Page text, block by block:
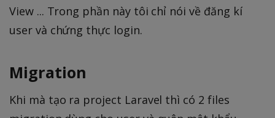
View ... Trong phần này tôi chỉ nói về đăng kí
user và chứng thực login.
Migration
Khi mà tạo ra project Laravel thì có 2 files